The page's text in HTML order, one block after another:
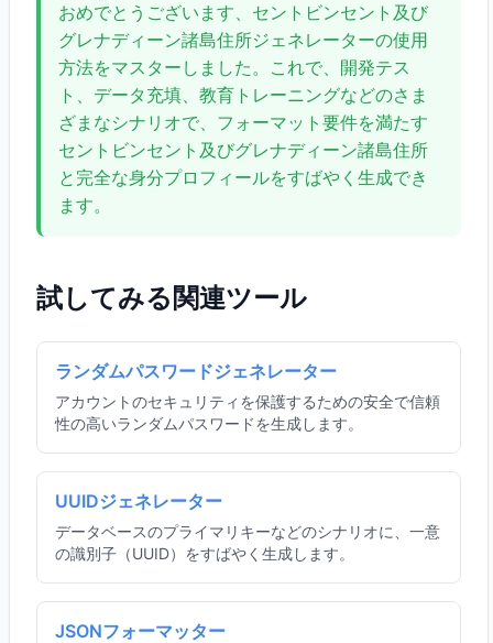
おめでとうございます、セントビンセント及び
グレナディーン諸島住所ジェネレーターの使用
方法をマスターしました。これで、開発テス
ト、データ充填、教育トレーニングなどのさま
ざまなシナリオで、フォーマット要件を満たす
セントビンセント及びグレナディーン諸島住所
と完全な身分プロフィールをすばやく生成でき
ます。
試してみる関連ツール
ランダムパスワードジェネレーター
アカウントのセキュリティを保護するための安全で信頼
性の高いランダムパスワードを生成します。
UUIDジェネレーター
データベースのプライマリキーなどのシナリオに、一意
の識別子（UUID）をすばやく生成します。
JSONフォーマッター